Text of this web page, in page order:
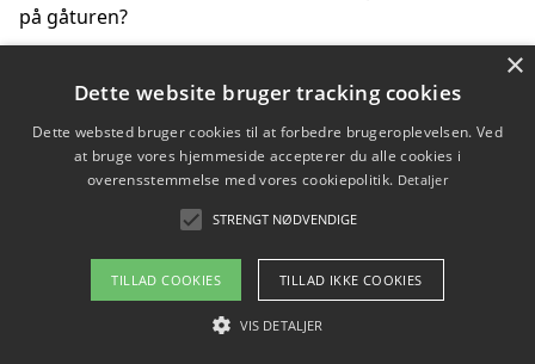
på gåturen?
Sådan rydder du effektivt op efter et stort event
Copyright 2026 - Pilanto Aps
Om / kontakt
Blog Betingelser
×
Dette website bruger tracking cookies
Dette websted bruger cookies til at forbedre brugeroplevelsen. Ved
at bruge vores hjemmeside accepterer du alle cookies i
overensstemmelse med vores cookiepolitik. Detaljer
STRENGT NØDVENDIGE
TILLAD COOKIES TILLAD IKKE COOKIES
VIS DETALJER